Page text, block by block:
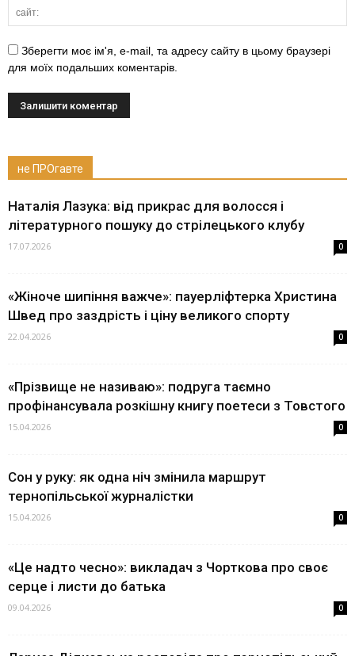
Зберегти моє ім'я, e-mail, та адресу сайту в цьому браузері
для моїх подальших коментарів.
не ПРОгавте
Наталія Лазука: від прикрас для волосся і
літературного пошуку до стрілецького клубу
17.07.2026 0
«Жіноче шипіння важче»: пауерліфтерка Христина
Швед про заздрість і ціну великого спорту
22.04.2026 0
«Прізвище не називаю»: подруга таємно
профінансувала розкішну книгу поетеси з Товстого
15.04.2026 0
Сон у руку: як одна ніч змінила маршрут
тернопільської журналістки
15.04.2026 0
«Це надто чесно»: викладач з Чорткова про своє
серце і листи до батька
09.04.2026 0